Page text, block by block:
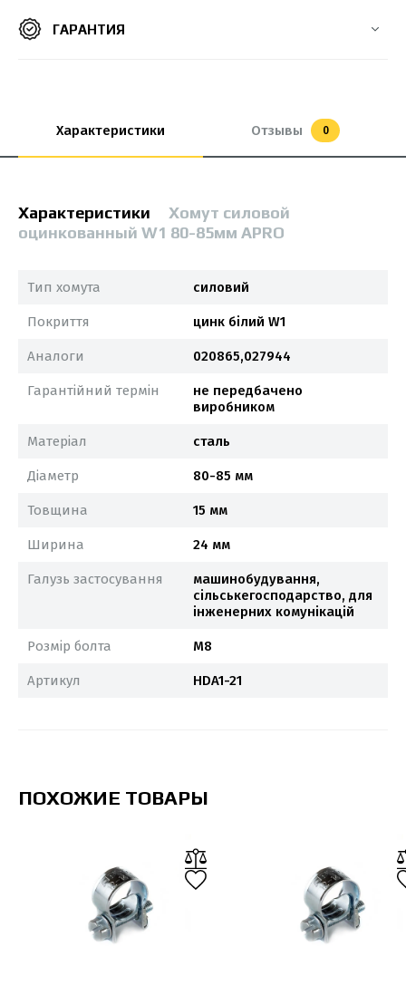
ГАРАНТИЯ
Характеристики Отзывы 0
Характеристики
Хомут силовой
оцинкованный W1 80-85мм APRO
Тип хомута силовий
Покриття цинк білий W1
Аналоги 020865,027944
Гарантійний термін
не передбачено
виробником
Матеріал сталь
Діаметр 80-85 мм
Товщина 15 мм
Ширина 24 мм
Галузь застосування
машинобудування,
сільськегосподарство, для
інженерних комунікацій
Розмір болта M8
Артикул HDA1-21
ПОХОЖИЕ ТОВАРЫ